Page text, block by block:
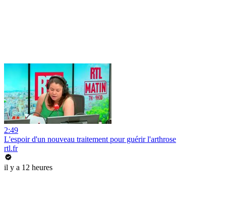
2:49
L'espoir d'un nouveau traitement pour guérir l'arthrose
rtl.fr
il y a 12 heures